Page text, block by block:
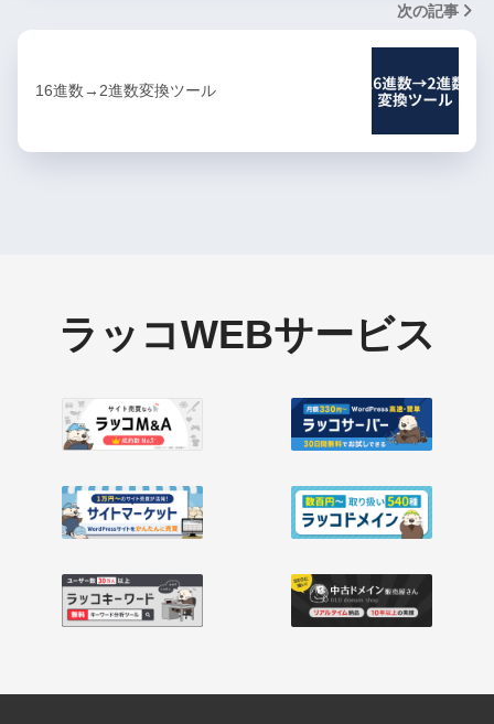
次の記事
16進数→2進数変換ツール
ラッコWEBサービス